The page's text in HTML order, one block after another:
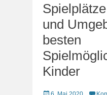
und
besten
Kinder
Veröffentlicht